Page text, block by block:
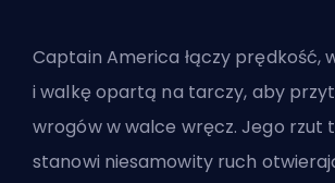
Captain America łączy prędkość,
i walkę opartą na tarczy, aby
wrogów w walce wręcz. Jego rzut
stanowi niesamowity ruch